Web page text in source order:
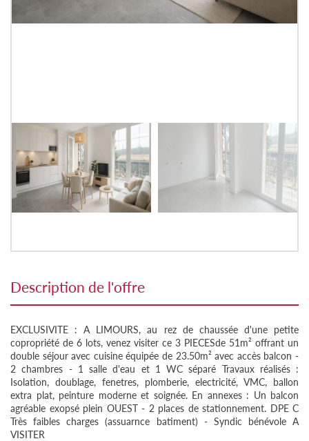
description de l'offre
EXCLUSIVITE : A LIMOURS, au rez de chaussée d'une petite
copropriété de 6 lots, venez visiter ce 3 PIECESde 51m² offrant un
double séjour avec cuisine équipée de 23.50m² avec accès balcon -
2 chambres - 1 salle d'eau et 1 WC séparé Travaux réalisés :
Isolation, doublage, fenetres, plomberie, electricité, VMC, ballon
extra plat, peinture moderne et soignée. En annexes : Un balcon
agréable exopsé plein OUEST - 2 places de stationnement. DPE C
Très faibles charges (assuarnce batiment) - Syndic bénévole A
VISITER